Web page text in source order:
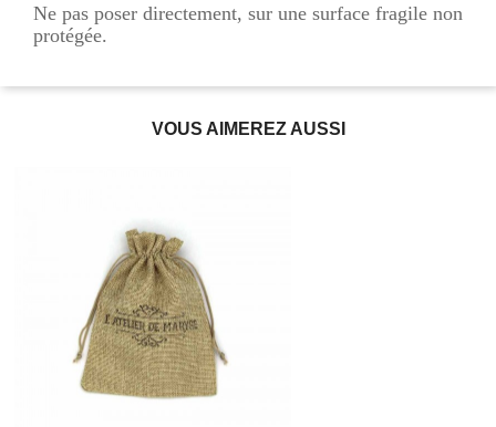
Ne pas poser directement, sur une surface fragile non
protégée.
VOUS AIMEREZ AUSSI